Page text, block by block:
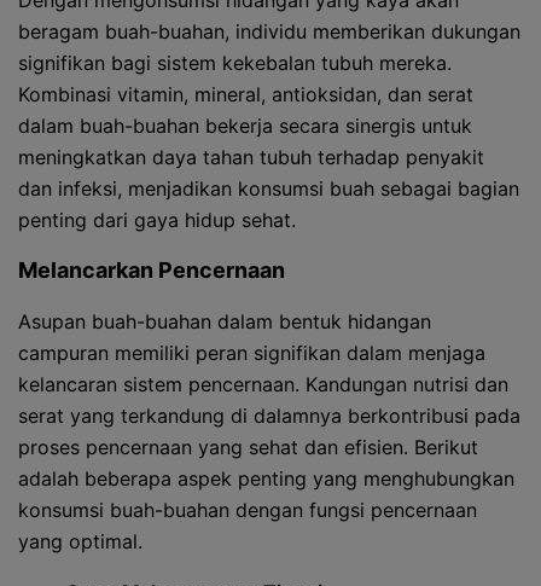
beragam buah-buahan, individu memberikan dukungan
signifikan bagi sistem kekebalan tubuh mereka.
Kombinasi vitamin, mineral, antioksidan, dan serat
dalam buah-buahan bekerja secara sinergis untuk
meningkatkan daya tahan tubuh terhadap penyakit
dan infeksi, menjadikan konsumsi buah sebagai bagian
penting dari gaya hidup sehat.
Melancarkan Pencernaan
Asupan buah-buahan dalam bentuk hidangan
campuran memiliki peran signifikan dalam menjaga
kelancaran sistem pencernaan. Kandungan nutrisi dan
serat yang terkandung di dalamnya berkontribusi pada
proses pencernaan yang sehat dan efisien. Berikut
adalah beberapa aspek penting yang menghubungkan
konsumsi buah-buahan dengan fungsi pencernaan
yang optimal.